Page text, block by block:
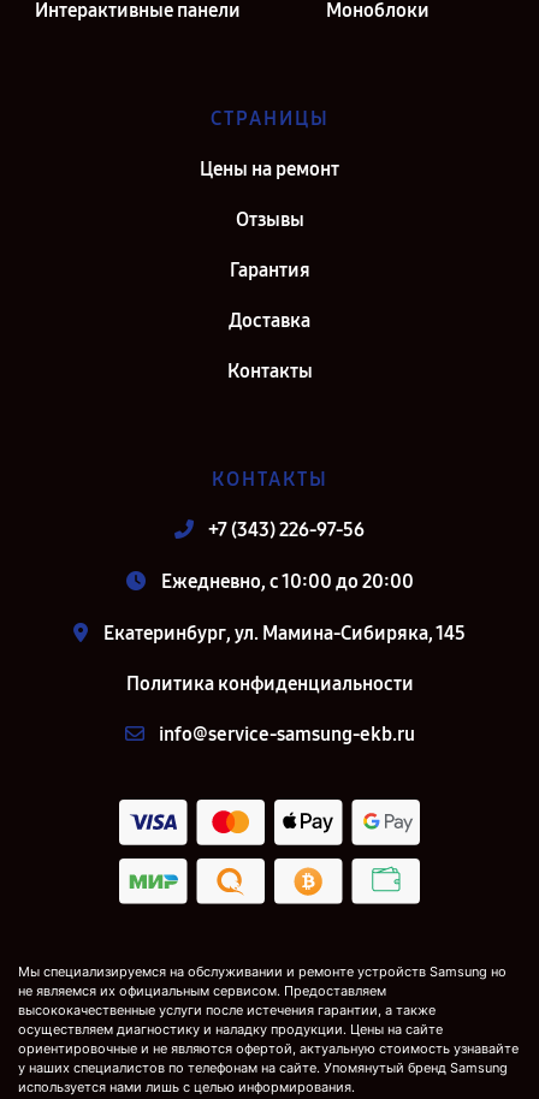
Интерактивные панели Моноблоки
СТРАНИЦЫ
Цены на ремонт
Отзывы
Гарантия
Доставка
Контакты
КОНТАКТЫ
+7 (343) 226-97-56
Ежедневно, с 10:00 до 20:00
Екатеринбург, ул. Мамина-Сибиряка, 145
Политика конфиденциальности
info@service-samsung-ekb.ru
Мы специализируемся на обслуживании и ремонте устройств Samsung но
не являемся их официальным сервисом. Предоставляем
высококачественные услуги после истечения гарантии, а также
осуществляем диагностику и наладку продукции. Цены на сайте
ориентировочные и не являются офертой, актуальную стоимость узнавайте
у наших специалистов по телефонам на сайте. Упомянутый бренд Samsung
используется нами лишь с целью информирования.